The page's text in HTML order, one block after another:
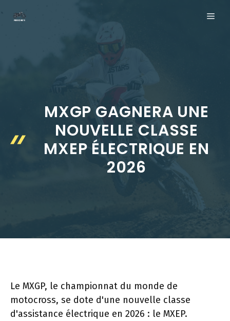
MXGP GAGNERA UNE
NOUVELLE CLASSE
MXEP ÉLECTRIQUE EN
2026
Le MXGP, le championnat du monde de
motocross, se dote d'une nouvelle classe
d'assistance électrique en 2026 : le MXEP.